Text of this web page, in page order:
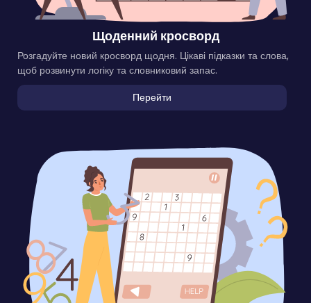
Щоденний кросворд
Розгадуйте новий кросворд щодня. Цікаві підказки та слова,
щоб розвинути логіку та словниковий запас.
Перейти